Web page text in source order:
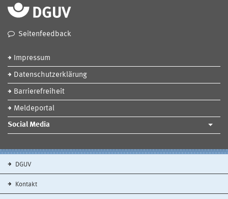
Seitenfeedback
Impressum
Datenschutzerklärung
Barrierefreiheit
Meldeportal
Social Media
DGUV
Kontakt